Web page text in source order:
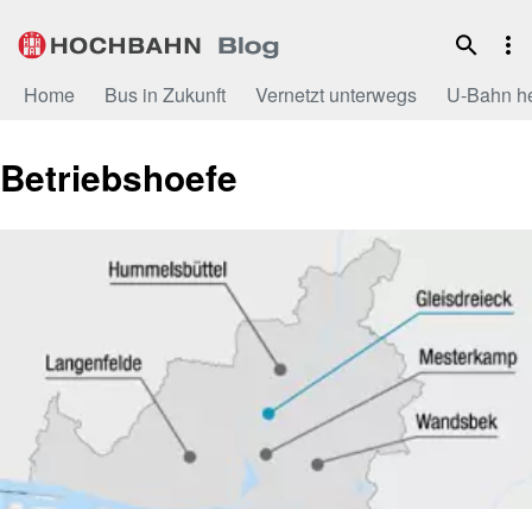
Inhalt
Home Bus in Zukunft Vernetzt unterwegs U-Bahn
Betriebshoefe